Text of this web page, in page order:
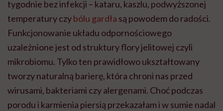
tygodnie bez infekcji – kataru, kaszlu, podwyższonej
temperatury czybólu gardła są powodem do radości.
Funkcjonowanie układu odpornościowego
uzależnione jest od struktury flory jelitowej czyli
mikrobiomu. Tylko ten prawidłowo ukształtowany
tworzy naturalną barierę, która chroni nas przed
wirusami, bakteriami czy alergenami. Choć podczas
porodu i karmienia piersią przekazałam i w sumie nadal